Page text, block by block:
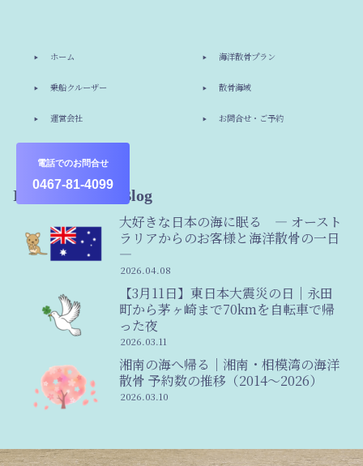
電話でのお問合せ
0467-81-4099
ホーム 海洋散骨プラン
乗船クルーザー 散骨海域
運営会社 お問合せ・ご予約
Information & Blog
大好きな日本の海に眠る ― オースト
ラリアからのお客様と海洋散骨の一日
―
2026.04.08
【3月11日】東日本大震災の日｜永田
町から茅ヶ崎まで70kmを自転車で帰
った夜
2026.03.11
湘南の海へ帰る｜湘南・相模湾の海洋
散骨 予約数の推移（2014〜2026）
2026.03.10